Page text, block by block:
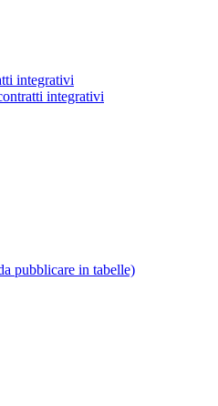
integrativi
integrativi
pubblicare in tabelle)